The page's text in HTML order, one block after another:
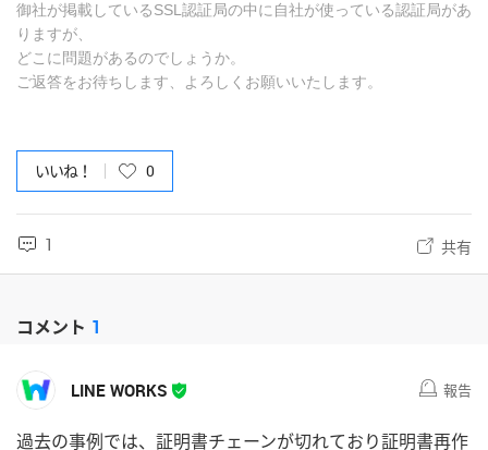
御社が掲載しているSSL認証局の中に自社が使っている認証局があ
りますが、
どこに問題があるのでしょうか。
ご返答をお待ちします、よろしくお願いいたします。
いいね！ 0
1 共有
コメント 1
LINE WORKS 報告
過去の事例では、証明書チェーンが切れており証明書再作